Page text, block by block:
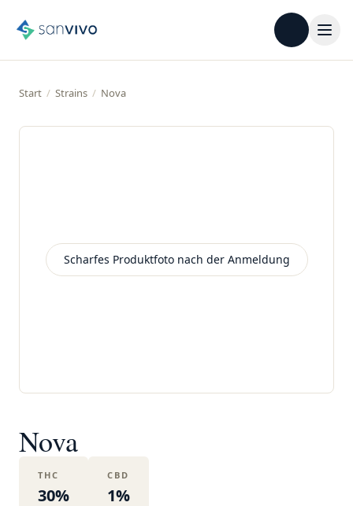
Start / Strains / Nova
Scharfes Produktfoto nach der Anmeldung
Nova
THC
30%
CBD
1%